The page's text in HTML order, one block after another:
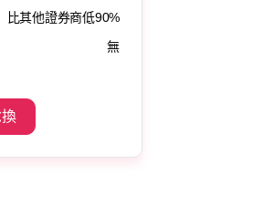
比其他證券商低90%
無